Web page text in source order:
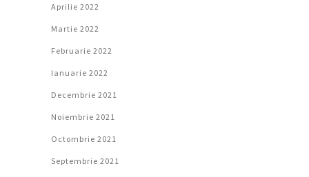
Aprilie 2022
Martie 2022
Februarie 2022
Ianuarie 2022
Decembrie 2021
Noiembrie 2021
Octombrie 2021
Septembrie 2021